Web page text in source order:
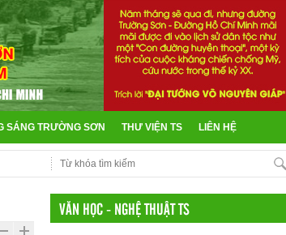
SÁNG TRƯỜNG SƠN THƯ VIỆN TS LIÊN HỆ
VĂN HỌC - NGHỆ THUẬT TS